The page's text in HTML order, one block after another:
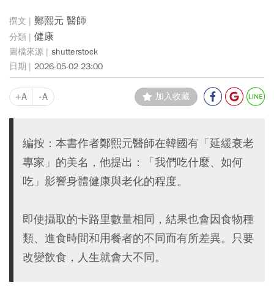
鄭熙元 醫師
健康
shutterstock
2026-05-02 23:00
+A -A 加入收藏
編按：本書作者鄭熙元醫師在韓國有「延緩衰老
專家」的美名，他提出：「我們吃什麼、如何
吃」影響身體健康與老化的程度。
即使攝取的卡路里數量相同，結果也會因食物種
類、進食時間和用餐者的不同而有所差異。只要
改變飲食，人生就會大不同。